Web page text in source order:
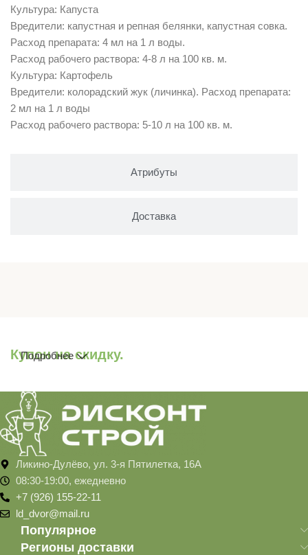
Атрибуты
Доставка
Культура: Капуста
Вредители: капустная и репная белянки, капустная совка.
Расход препарата: 4 мл на 1 л воды.
Расход рабочего раствора: 4-8 л на 100 кв. м.
Культура: Картофель
Вредители: колорадский жук (личинка). Расход препарата:
2 мл на 1 л воды
Расход рабочего раствора: 5-10 л на 100 кв. м.
Купон на скидку.
Подробнее
Ликино-Дулёво, ул. 3-я Пятилетка, 16А
08:30-19:00, ежедневно
+7 (926) 155-22-11
ld_dvor@mail.ru
Популярное
Регионы доставки